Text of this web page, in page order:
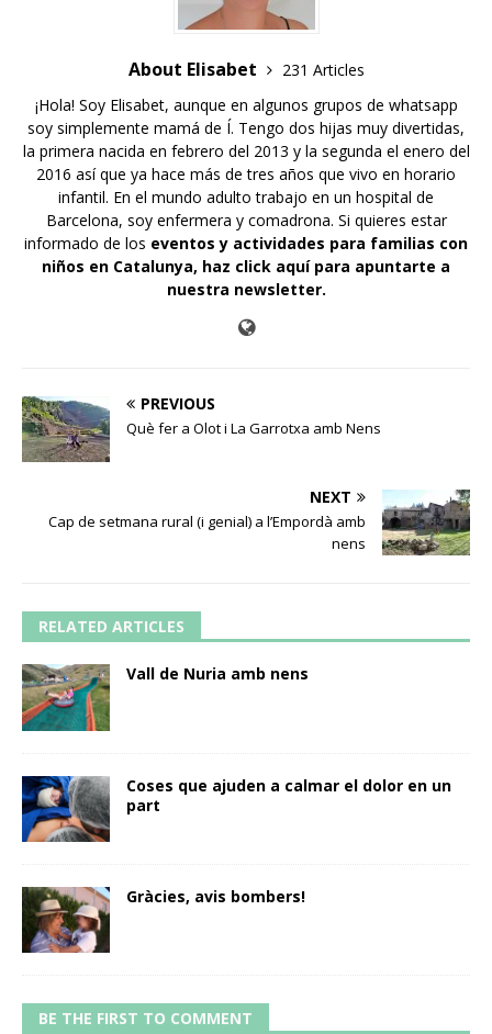
About Elisabet
231 Articles
¡Hola! Soy Elisabet, aunque en algunos grupos de whatsapp
soy simplemente mamá de Í. Tengo dos hijas muy divertidas,
la primera nacida en febrero del 2013 y la segunda el enero del
2016 así que ya hace más de tres años que vivo en horario
infantil. En el mundo adulto trabajo en un hospital de
Barcelona, soy enfermera y comadrona. Si quieres estar
informado de los eventos y actividades para familias con
niños en Catalunya, haz click aquí para apuntarte a
nuestra newsletter.
PREVIOUS
Què fer a Olot i La Garrotxa amb Nens
NEXT
Cap de setmana rural (i genial) a l’Empordà amb
nens
RELATED ARTICLES
Vall de Nuria amb nens
Coses que ajuden a calmar el dolor en un
part
Gràcies, avis bombers!
BE THE FIRST TO COMMENT